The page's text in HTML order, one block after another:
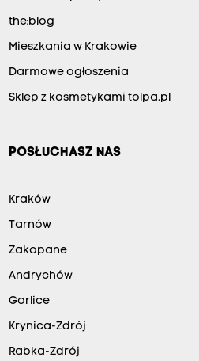
the:blog
Mieszkania w Krakowie
Darmowe ogłoszenia
Sklep z kosmetykami tolpa.pl
POSŁUCHASZ NAS
Kraków
Tarnów
Zakopane
Andrychów
Gorlice
Krynica-Zdrój
Rabka-Zdrój